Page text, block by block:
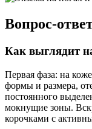
Вопрос-
Как выглядит
Первая фаза: на
формы и размера,
постоянного
мокнущие зоны.
корочками с